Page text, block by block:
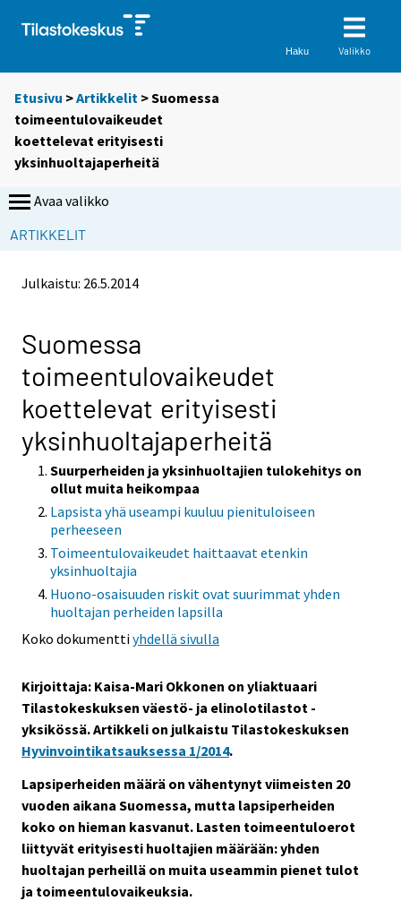
Haku Valikko
Etusivu >Artikkelit > Suomessa
toimeentulovaikeudet
koettelevat erityisesti
yksinhuoltajaperheitä
Avaa valikko
ARTIKKELIT
Julkaistu: 26.5.2014
Suomessa
toimeentulovaikeudet
koettelevat erityisesti
yksinhuoltajaperheitä
Suurperheiden ja yksinhuoltajien tulokehitys on
ollut muita heikompaa
Lapsista yhä useampi kuuluu pienituloiseen
perheeseen
Toimeentulovaikeudet haittaavat etenkin
yksinhuoltajia
Huono-osaisuuden riskit ovat suurimmat yhden
huoltajan perheiden lapsilla
Koko dokumenttiyhdellä sivulla
Kirjoittaja: Kaisa-Mari Okkonen on yliaktuaari
Tilastokeskuksen väestö- ja elinolotilastot -
yksikössä. Artikkeli on julkaistu Tilastokeskuksen
Hyvinvointikatsauksessa 1/2014.
Lapsiperheiden määrä on vähentynyt viimeisten 20
vuoden aikana Suomessa, mutta lapsiperheiden
koko on hieman kasvanut. Lasten toimeentuloerot
liittyvät erityisesti huoltajien määrään: yhden
huoltajan perheillä on muita useammin pienet tulot
ja toimeentulovaikeuksia.